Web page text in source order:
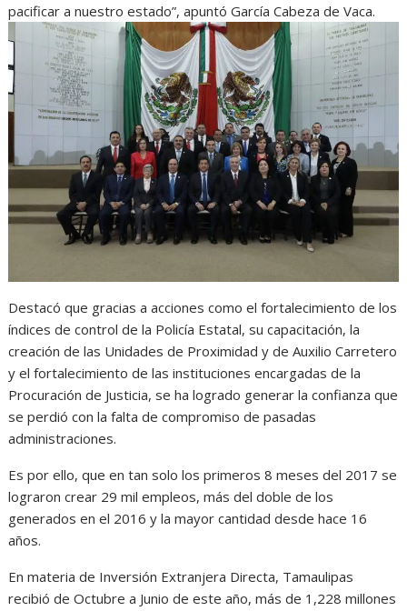
pacificar a nuestro estado”, apuntó García Cabeza de Vaca.
Destacó que gracias a acciones como el fortalecimiento de los
índices de control de la Policía Estatal, su capacitación, la
creación de las Unidades de Proximidad y de Auxilio Carretero
y el fortalecimiento de las instituciones encargadas de la
Procuración de Justicia, se ha logrado generar la confianza que
se perdió con la falta de compromiso de pasadas
administraciones.
Es por ello, que en tan solo los primeros 8 meses del 2017 se
lograron crear 29 mil empleos, más del doble de los
generados en el 2016 y la mayor cantidad desde hace 16
años.
En materia de Inversión Extranjera Directa, Tamaulipas
recibió de Octubre a Junio de este año, más de 1,228 millones